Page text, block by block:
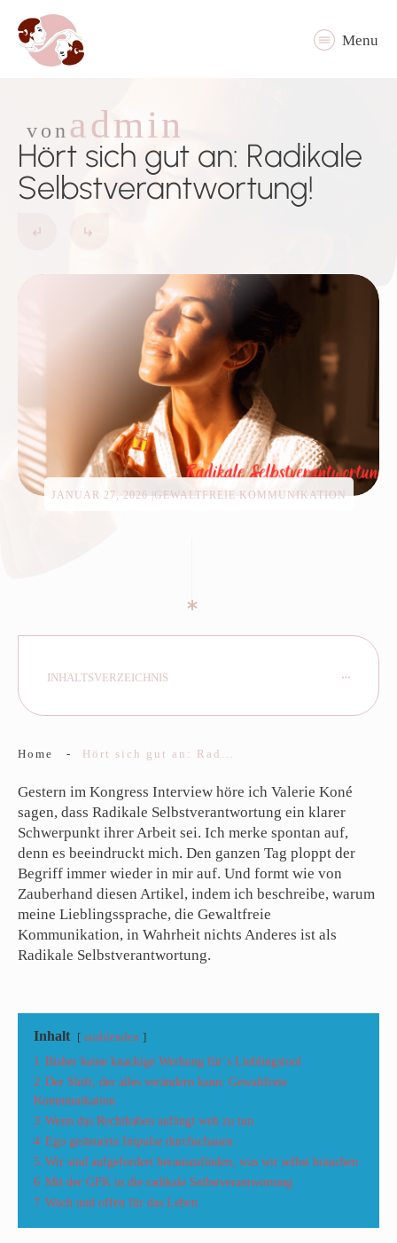
Menu
von admin
Hört sich gut an: Radikale
Selbstverantwortung!
JANUAR 27, 2026 |GEWALTFREIE KOMMUNIKATION
INHALTSVERZEICHNIS
Home - Hört sich gut an: Radikale Selbstverantwortung!
Gestern im Kongress Interview höre ich Valerie Koné
sagen, dass Radikale Selbstverantwortung ein klarer
Schwerpunkt ihrer Arbeit sei. Ich merke spontan auf,
denn es beeindruckt mich. Den ganzen Tag ploppt der
Begriff immer wieder in mir auf. Und formt wie von
Zauberhand diesen Artikel, indem ich beschreibe, warum
meine Lieblingssprache, die Gewaltfreie
Kommunikation, in Wahrheit nichts Anderes ist als
Radikale Selbstverantwortung.
Inhalt ausblenden
1 Bisher keine knackige Werbung für´s Lieblingstool
2 Der Shift, der alles verändern kann: Gewaltfreie
Kommunikation
3 Wenn das Rechthaben anfängt weh zu tun
4 Ego gesteuerte Impulse durchschauen
5 Wir sind aufgefordert herauszufinden, was wir selbst brauchen
6 Mit der GFK in die radikale Selbstverantwortung
7 Wach und offen für das Leben